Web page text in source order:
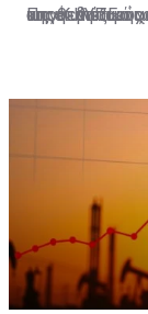
και οι
ως επιλέξιμοι
αποθεματικό
της Κυπριακής
Πηγή: ΚΥΠΕ